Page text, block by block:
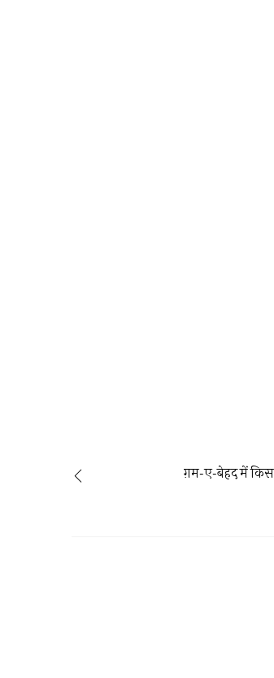
ग़म-ए-बेहद में किस